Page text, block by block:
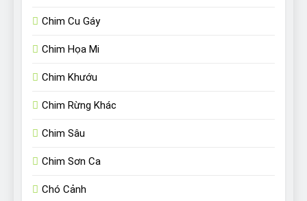
Chim Cu Gáy
Chim Họa Mi
Chim Khướu
Chim Rừng Khác
Chim Sâu
Chim Sơn Ca
Chó Cảnh